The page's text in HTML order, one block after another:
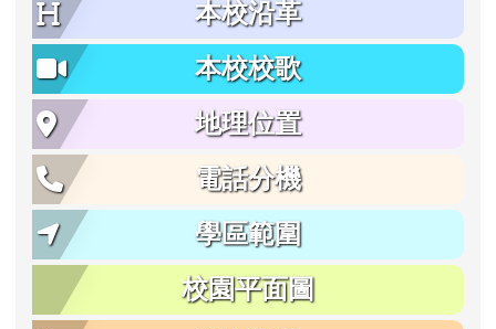
本校沿革
本校校歌
地理位置
電話分機
學區範圍
校園平面圖